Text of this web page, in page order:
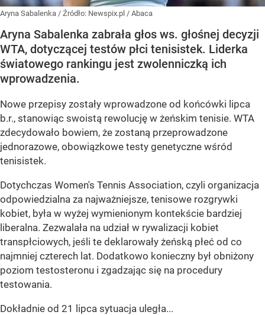
Aryna Sabalenka / Źródło: Newspix.pl / Abaca
Aryna Sabalenka zabrała głos ws. głośnej decyzji
WTA, dotyczącej testów płci tenisistek. Liderka
światowego rankingu jest zwolenniczką ich
wprowadzenia.
Nowe przepisy zostały wprowadzone od końcówki lipca
b.r., stanowiąc swoistą rewolucję w żeńskim tenisie. WTA
zdecydowało bowiem, że zostaną przeprowadzone
jednorazowe, obowiązkowe testy genetyczne wśród
tenisistek.
Dotychczas Women's Tennis Association, czyli organizacja
odpowiedzialna za najważniejsze, tenisowe rozgrywki
kobiet, była w wyżej wymienionym kontekście bardziej
liberalna. Zezwalała na udział w rywalizacji kobiet
transpłciowych, jeśli te deklarowały żeńską płeć od co
najmniej czterech lat. Dodatkowo konieczny był obniżony
poziom testosteronu i zgadzając się na procedury
testowania.
Dokładnie od 21 lipca sytuacja uległa...